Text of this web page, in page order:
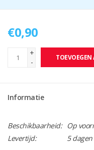
€0,90
+
-
Informatie
Beschikbaarheid:
Op
Levertijd:
5 dagen